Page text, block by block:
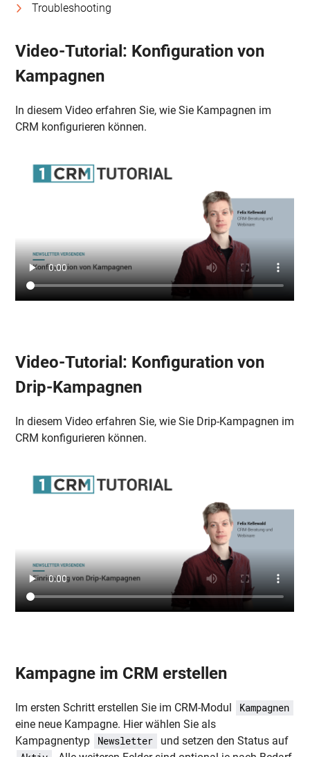
Troubleshooting
Video-Tutorial: Konfiguration von
Kampagnen
In diesem Video erfahren Sie, wie Sie Kampagnen im
CRM konfigurieren können.
Video-Tutorial: Konfiguration von
Drip-Kampagnen
In diesem Video erfahren Sie, wie Sie Drip-Kampagnen im
CRM konfigurieren können.
Kampagne im CRM erstellen
Im ersten Schritt erstellen Sie im CRM-Modul Kampagnen
eine neue Kampagne. Hier wählen Sie als
Kampagnentyp
Newsletter und setzen den Status auf